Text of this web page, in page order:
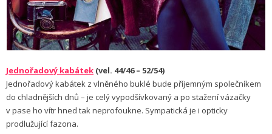
Jednořadový kabátek (vel. 44/46 – 52/54)
Jednořadový kabátek z vlněného buklé bude příjemným společníkem
do chladnějších dnů – je celý vypodšívkovaný a po stažení vázačky
v pase ho vítr hned tak neprofoukne. Sympatická je i opticky
prodlužující fazona.